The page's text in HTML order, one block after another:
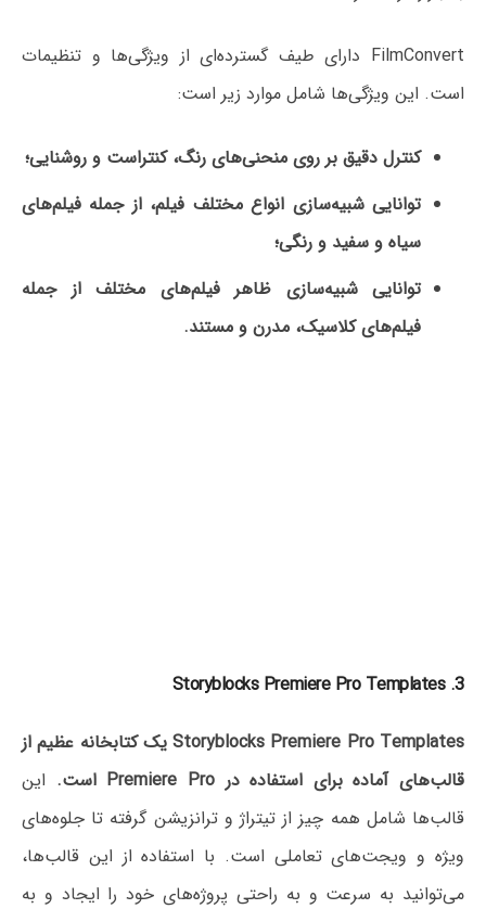
FilmConvert دارای طیف گسترده‌ای از ویژگی‌ها و تنظیمات
است. این ویژگی‌ها شامل موارد زیر است:
کنترل‌ دقیق بر روی منحنی‌های رنگ، کنتراست و روشنایی؛
توانایی شبیه‌سازی انواع مختلف فیلم، از جمله فیلم‌های
سیاه و سفید و رنگی؛
توانایی شبیه‌سازی ظاهر فیلم‌های مختلف از جمله
فیلم‌های کلاسیک، مدرن و مستند.
3. Storyblocks Premiere Pro Templates
Storyblocks Premiere Pro Templates یک کتابخانه عظیم از
قالب‌های آماده برای استفاده درPremiere Pro است.
این
قالب‌ها شامل همه چیز از تیتراژ و ترانزیشن گرفته تا جلوه‌های
ویژه و ویجت‌های تعاملی است. با استفاده از این قالب‌ها،
می‌توانید به سرعت و به راحتی پروژه‌های خود را ایجاد و به